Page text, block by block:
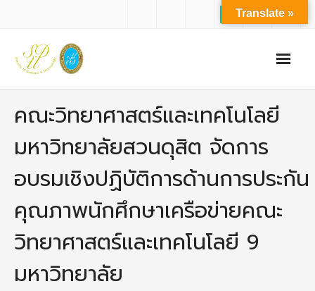
- ปรัชญาการจัดการศึกษา มหาวิทยาลัยสวนดุสิต
- ปรัชญา วิสัยทัศน์ พันธกิจ ของคณะ
- ประวัติความเป็นมาของคณะ
- บุคลากร
- - สำนักงานคณะวิทยาศาสตร์และเทคโนโลยี
คณะวิทยาศาสตร์และเทคโนโลยี
มหาวิทยาลัยสวนดุสิต จัดการ
อบรมเชิงปฏิบัติการด้านการประกัน
คุณภาพนักศึกษาเครือข่ายคณะ
วิทยาศาสตร์และเทคโนโลยี 9
มหาวิทยาลัย
Translate »